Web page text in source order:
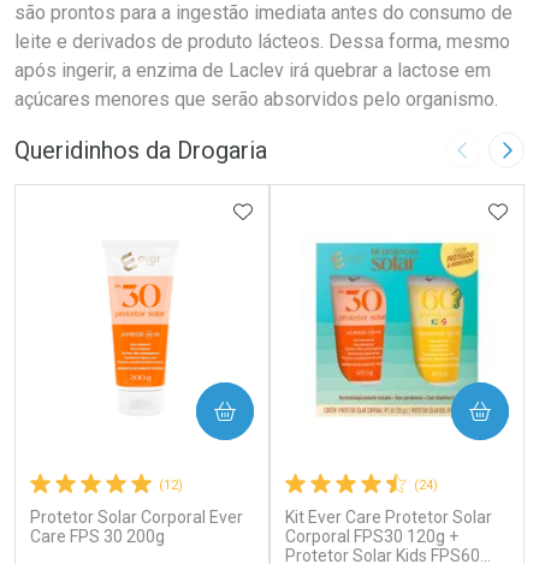
são prontos para a ingestão imediata antes do consumo de
leite e derivados de produto lácteos. Dessa forma, mesmo
após ingerir, a enzima de Laclev irá quebrar a lactose em
açúcares menores que serão absorvidos pelo organismo.
Queridinhos da Drogaria Imagem
(12)
Protetor Solar Corporal Ever
Care FPS 30 200g
ADICIONAR AOS FAVORITOS
COMPRAR
(24)
Kit Ever Care Protetor Solar
Corporal FPS30 120g +
Protetor Solar Kids FPS60
COMPRAR